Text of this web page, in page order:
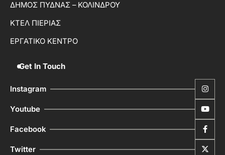
ΔΗΜΟΣ ΠΥΔΝΑΣ – ΚΟΛΙΝΔΡΟΥ
ΚΤΕΛ ΠΙΕΡΙΑΣ
ΕΡΓΑΤΙΚΟ ΚΕΝΤΡΟ
Get In Touch
Instagram
Youtube
Facebook
Twitter